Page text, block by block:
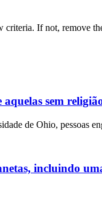
criteria. If not, remove
aquelas sem
de Ohio, pessoas
incluindo